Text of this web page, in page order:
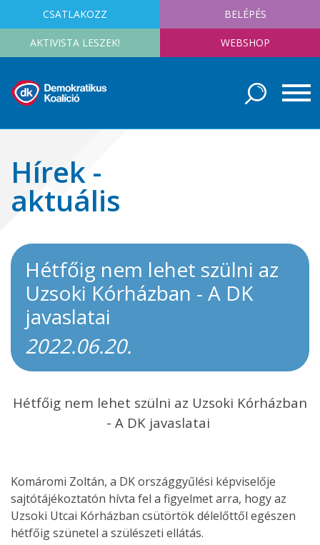
CSATLAKOZZ BELÉPÉS
AKTIVISTA LESZEK! WEBSHOP
Hírek -
aktuális
Hétfőig nem lehet szülni az
Uzsoki Kórházban - A DK
javaslatai
2022.06.20.
Hétfőig nem lehet szülni az Uzsoki Kórházban
- A DK javaslatai
Komáromi Zoltán, a DK országgyűlési képviselője
sajtótájékoztatón hívta fel a figyelmet arra, hogy az
Uzsoki Utcai Kórházban csütörtök délelőttől egészen
hétfőig szünetel a szülészeti ellátás.